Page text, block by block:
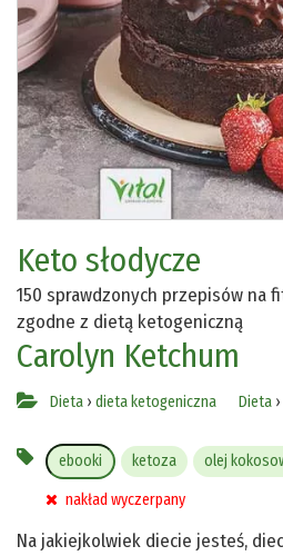
Keto słodycze
150 sprawdzonych przepisów na
zgodne z dietą ketogeniczną
Carolyn Ketchum
Dieta › dieta ketogeniczna Dieta ›
ebooki ketoza olej
nakład wyczerpany
Na jakiejkolwiek diecie jesteś,